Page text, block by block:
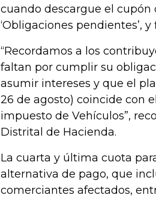
cuando descargue el cupón
‘Obligaciones pendientes’,
“Recordamos a los
faltan por cumplir su
asumir intereses y que el
26 de agosto) coincide con
impuesto de Vehículos”,
Distrital de Hacienda.
La cuarta y última cuota
alternativa de pago, que
comerciantes afectados,